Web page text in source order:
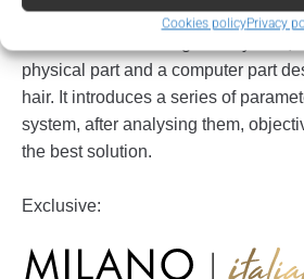
Cookies policyPrivacy
What is the ICS SYSTEM?
physical part and a computer part
hair. It introduces a series of
system, after analysing them,
the best solution.
Exclusive: